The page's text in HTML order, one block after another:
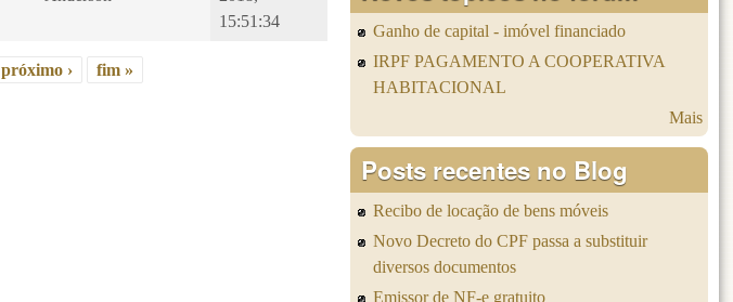
15:51:34
próximo › fim »
Ganho de capital - imóvel financiado
IRPF PAGAMENTO A COOPERATIVA
HABITACIONAL
Mais
Posts recentes no Blog
Recibo de locação de bens móveis
Novo Decreto do CPF passa a substituir
diversos documentos
Emissor de NF-e gratuito